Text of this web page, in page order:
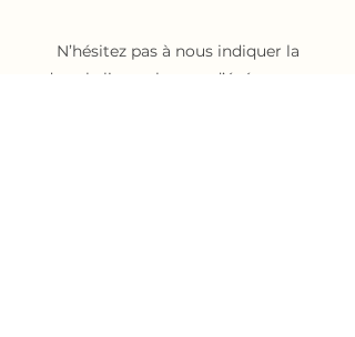
N’hésitez pas à nous indiquer la
date, le lieu et le type d’événement